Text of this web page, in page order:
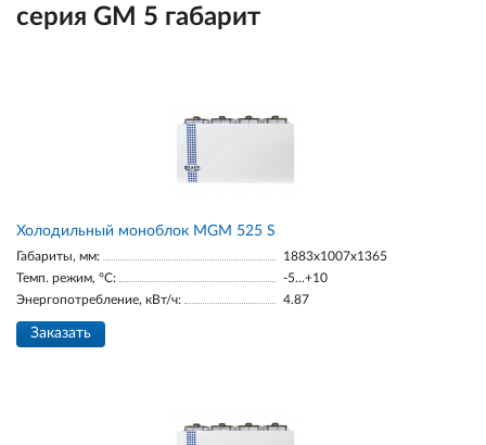
серия GM 5 габарит
Холодильный моноблок MGМ 525 S
Габариты, мм:
1883х1007х1365
Темп. режим, °С:
-5...+10
Энергопотребление, кВт/ч:
4.87
Заказать